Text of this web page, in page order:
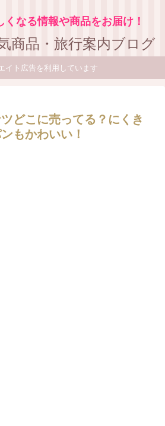
なる情報や商品をお届け！
商品・旅行案内ブログ
イト広告を利用しています
どこに売ってる？にくき
もかわいい！